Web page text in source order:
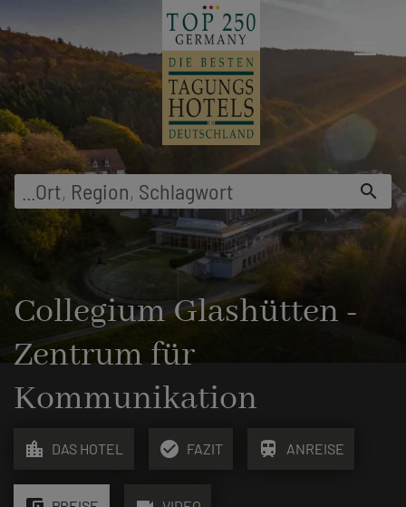
Ort, Region, Schlagwort search
menu
Collegium Glashütten -
Zentrum für
Kommunikation
location_city DAS HOTEL check_circle FAZIT train ANREISE